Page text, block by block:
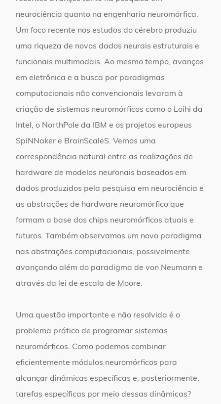
neurociência quanto na engenharia neuromórfica.
Um foco recente nos estudos do cérebro produziu
uma riqueza de novos dados neurais estruturais e
funcionais multimodais. Ao mesmo tempo, avanços
em eletrônica e a busca por paradigmas
computacionais não convencionais levaram à
criação de sistemas neuromórficos como o Loihi da
Intel, o NorthPole da IBM e os projetos europeus
SpiNNaker e BrainScaleS. Vemos uma
correspondência natural entre as realizações de
hardware de modelos neuronais baseados em
dados produzidos pela pesquisa em neurociência e
as abstrações de hardware neuromórfico que
formam a base dos chips neuromórficos atuais e
futuros. Também observamos um novo paradigma
nas abstrações computacionais, possivelmente
avançando além do paradigma de von Neumann e
através da lei de escala de Moore.
Uma questão importante e não resolvida é o
problema prático de programar sistemas
neuromórficos. Como podemos combinar
eficientemente módulos neuromórficos para
alcançar dinâmicas específicas e, posteriormente,
tarefas específicas por meio dessas dinâmicas?